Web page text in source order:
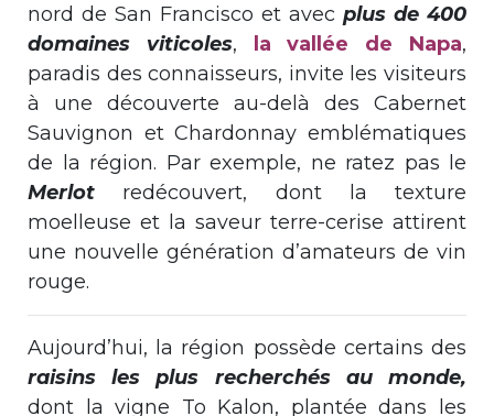
nord de San Francisco et avec plus de 400
domaines viticoles, la vallée de Napa,
paradis des connaisseurs, invite les visiteurs
à une découverte au-delà des Cabernet
Sauvignon et Chardonnay emblématiques
de la région. Par exemple, ne ratez pas le
Merlot redécouvert, dont la texture
moelleuse et la saveur terre-cerise attirent
une nouvelle génération d’amateurs de vin
rouge.
Aujourd’hui, la région possède certains des
raisins les plus recherchés au monde,
dont la vigne To Kalon, plantée dans les